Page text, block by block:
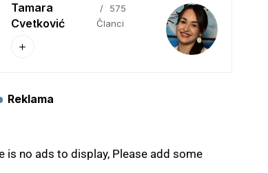
Tamara
Cvetković
575
Članci
Reklama
is no ads to display, Please add some